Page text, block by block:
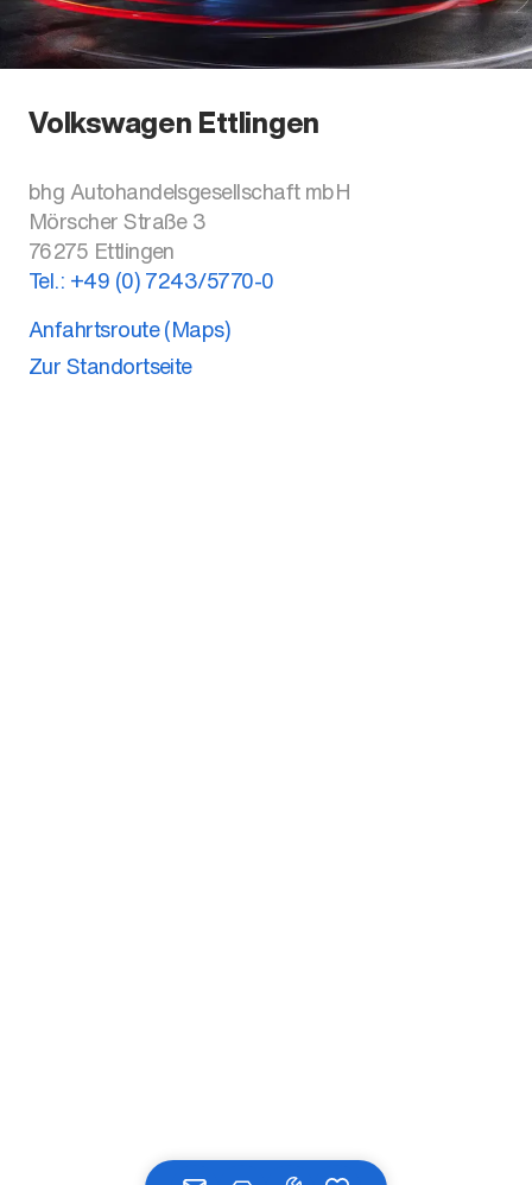
Volkswagen Ettlingen
bhg Autohandelsgesellschaft mbH
Mörscher Straße 3
76275 Ettlingen
Tel.: +49 (0) 7243/5770-0
Anfahrtsroute (Maps)
Zur Standortseite